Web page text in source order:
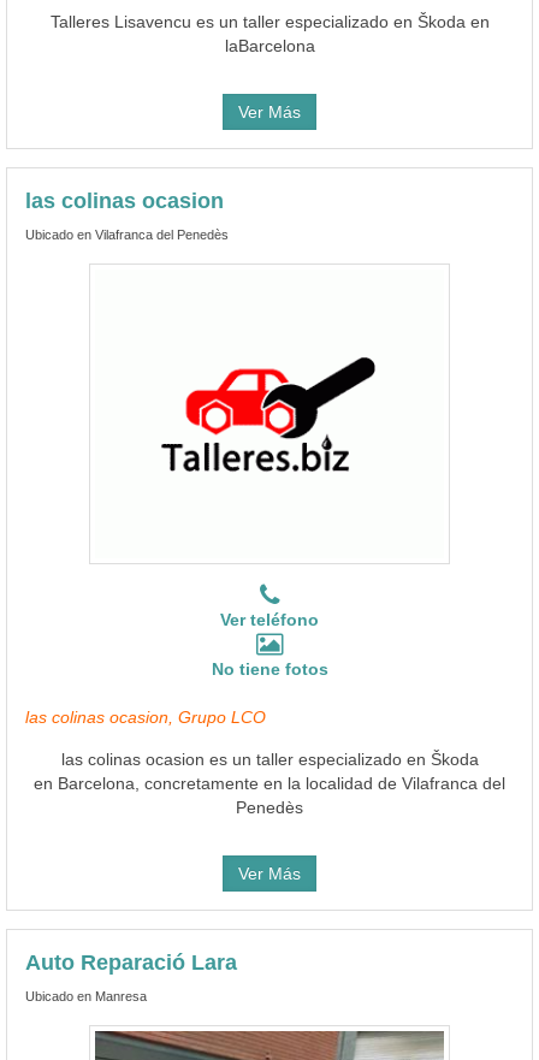
Talleres Lisavencu es un taller especializado en Škoda en
laBarcelona
Ver Más
las colinas ocasion
Ubicado en Vilafranca del Penedès
Ver teléfono
No tiene fotos
las colinas ocasion, Grupo LCO
las colinas ocasion es un taller especializado en Škoda
en Barcelona, concretamente en la localidad de Vilafranca del
Penedès
Ver Más
Auto Reparació Lara
Ubicado en Manresa